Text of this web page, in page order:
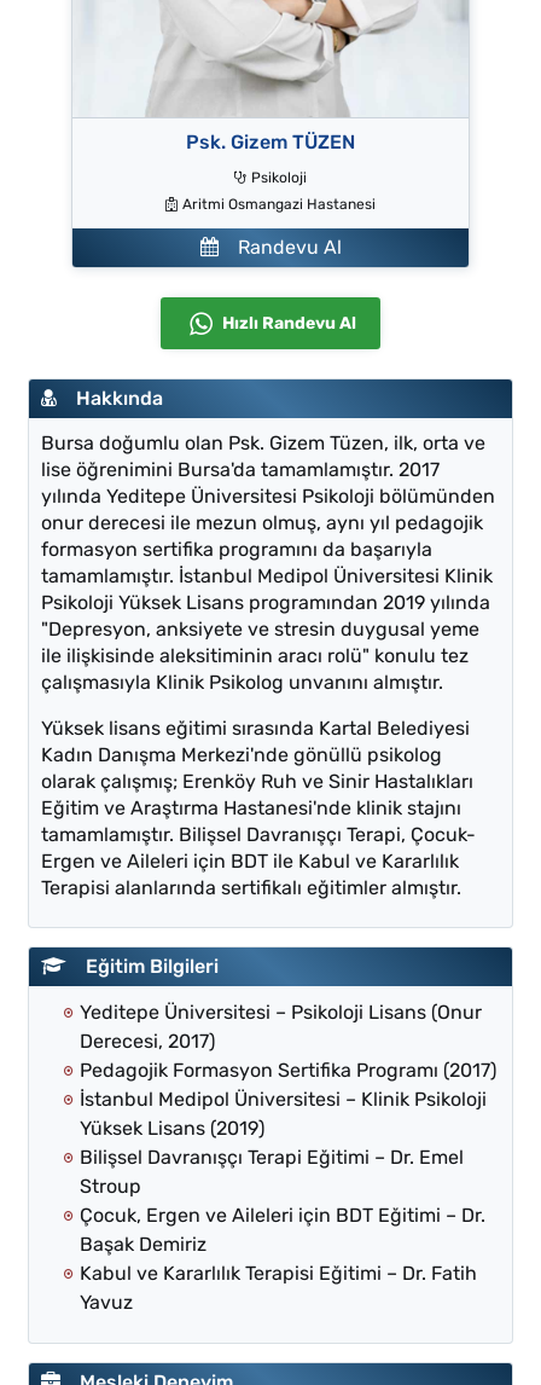
Psk. Gizem TÜZEN
Psikoloji
Aritmi Osmangazi Hastanesi
Randevu Al
Hızlı Randevu Al
Hakkında
Bursa doğumlu olan Psk. Gizem Tüzen, ilk, orta ve
lise öğrenimini Bursa'da tamamlamıştır. 2017
yılında Yeditepe Üniversitesi Psikoloji bölümünden
onur derecesi ile mezun olmuş, aynı yıl pedagojik
formasyon sertifika programını da başarıyla
tamamlamıştır. İstanbul Medipol Üniversitesi Klinik
Psikoloji Yüksek Lisans programından 2019 yılında
"Depresyon, anksiyete ve stresin duygusal yeme
ile ilişkisinde aleksitiminin aracı rolü" konulu tez
çalışmasıyla Klinik Psikolog unvanını almıştır.
Yüksek lisans eğitimi sırasında Kartal Belediyesi
Kadın Danışma Merkezi'nde gönüllü psikolog
olarak çalışmış; Erenköy Ruh ve Sinir Hastalıkları
Eğitim ve Araştırma Hastanesi'nde klinik stajını
tamamlamıştır. Bilişsel Davranışçı Terapi, Çocuk-
Ergen ve Aileleri için BDT ile Kabul ve Kararlılık
Terapisi alanlarında sertifikalı eğitimler almıştır.
Eğitim Bilgileri
Yeditepe Üniversitesi – Psikoloji Lisans (Onur
Derecesi, 2017)
Pedagojik Formasyon Sertifika Programı (2017)
İstanbul Medipol Üniversitesi – Klinik Psikoloji
Yüksek Lisans (2019)
Bilişsel Davranışçı Terapi Eğitimi – Dr. Emel
Stroup
Çocuk, Ergen ve Aileleri için BDT Eğitimi – Dr.
Başak Demiriz
Kabul ve Kararlılık Terapisi Eğitimi – Dr. Fatih
Yavuz